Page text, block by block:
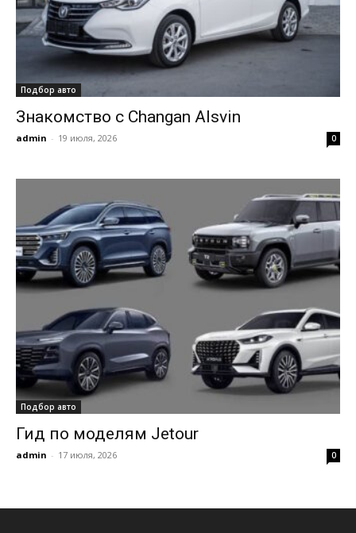
Подбор авто
Знакомство с Changan Alsvin
admin - 19 июля, 2026 0
Подбор авто
Гид по моделям Jetour
admin - 17 июля, 2026 0